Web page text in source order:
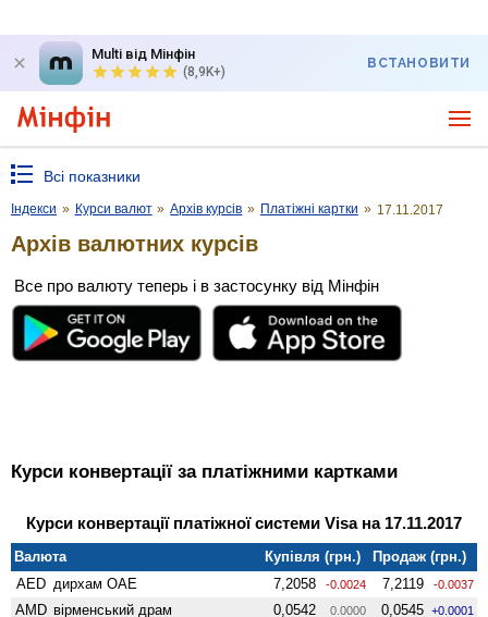
Multi від Мінфін
(8,9K+)
ВСТАНОВИТИ
Всі показники
Індекси » Курси валют » Архів курсів » Платіжні картки » 17.11.2017
Архів валютних курсів
Все про валюту теперь і в застосунку від Мінфін
Курси конвертації за платіжними картками
Курси конвертації платіжної системи Visa на 17.11.2017
Валюта Купівля (грн.)
Продаж (грн.)
AED дирхам ОАЕ 7,2058 -0.0024 7,2119 -0.0037
AMD вiрменський драм 0,0542 0.0000 0,0545 +0.0001